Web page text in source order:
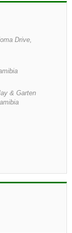
Drive,
& Garten